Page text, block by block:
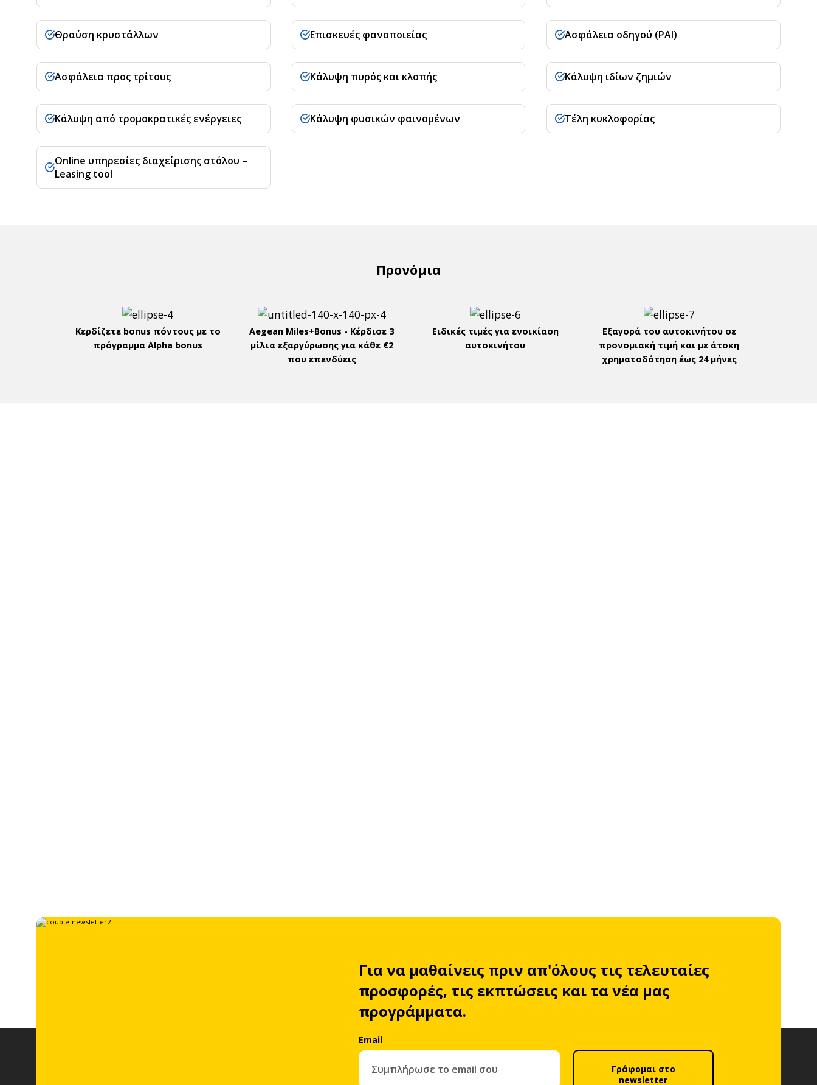
Θραύση κρυστάλλων Επισκευές φανοποιείας Ασφάλεια οδηγού (PAI)
Ασφάλεια προς τρίτους Κάλυψη πυρός και κλοπής Κάλυψη ιδίων ζημιών
Κάλυψη από τρομοκρατικές ενέργειες Κάλυψη φυσικών φαινομένων Τέλη κυκλοφορίας
Online υπηρεσίες διαχείρισης στόλου –
Leasing tool
Προνόμια
Κερδίζετε bonus πόντους με το
πρόγραμμα Alpha bonus
Aegean Miles+Bonus - Kέρδισε 3
μίλια εξαργύρωσης για κάθε €2
που επενδύεις
Ειδικές τιμές για ενοικίαση
αυτοκινήτου
Εξαγορά του αυτοκινήτου σε
προνομιακή τιμή και με άτοκη
χρηματοδότηση έως 24 μήνες
Για να μαθαίνεις πριν απ'όλους τις τελευταίες
προσφορές, τις εκπτώσεις και τα νέα μας
προγράμματα.
Email
Γράφομαι στο
newsletter